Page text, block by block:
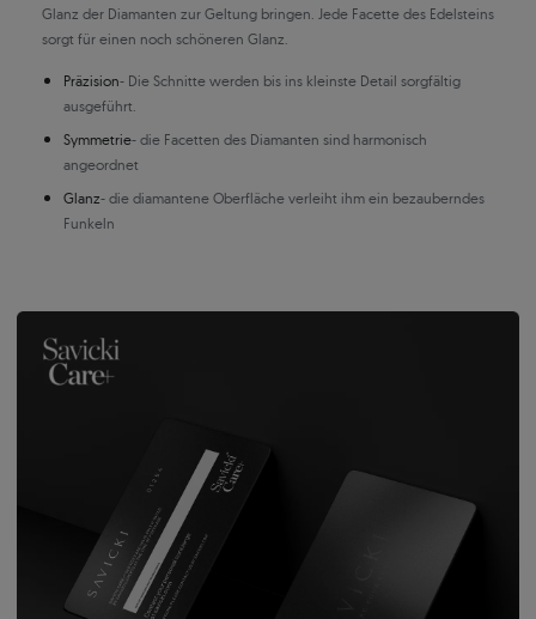
Glanz der Diamanten zur Geltung bringen. Jede Facette des Edelsteins
sorgt für einen noch schöneren Glanz.
Präzision- Die Schnitte werden bis ins kleinste Detail sorgfältig
ausgeführt.
Symmetrie- die Facetten des Diamanten sind harmonisch
angeordnet
Glanz- die diamantene Oberfläche verleiht ihm ein bezauberndes
Funkeln